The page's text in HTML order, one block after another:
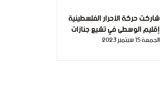
بمناسبة خروجه من سجون
الظلم الصهيونية بعد اعتقال
دام خمسة سنوات ونصف
شاركت حركة الأحرار الفلسطينية
إقليم الوسطى في تشيع جنازات
وبيوت عزاء الشهيدين "عبد
الجمعة 15 سبتمبر 2023